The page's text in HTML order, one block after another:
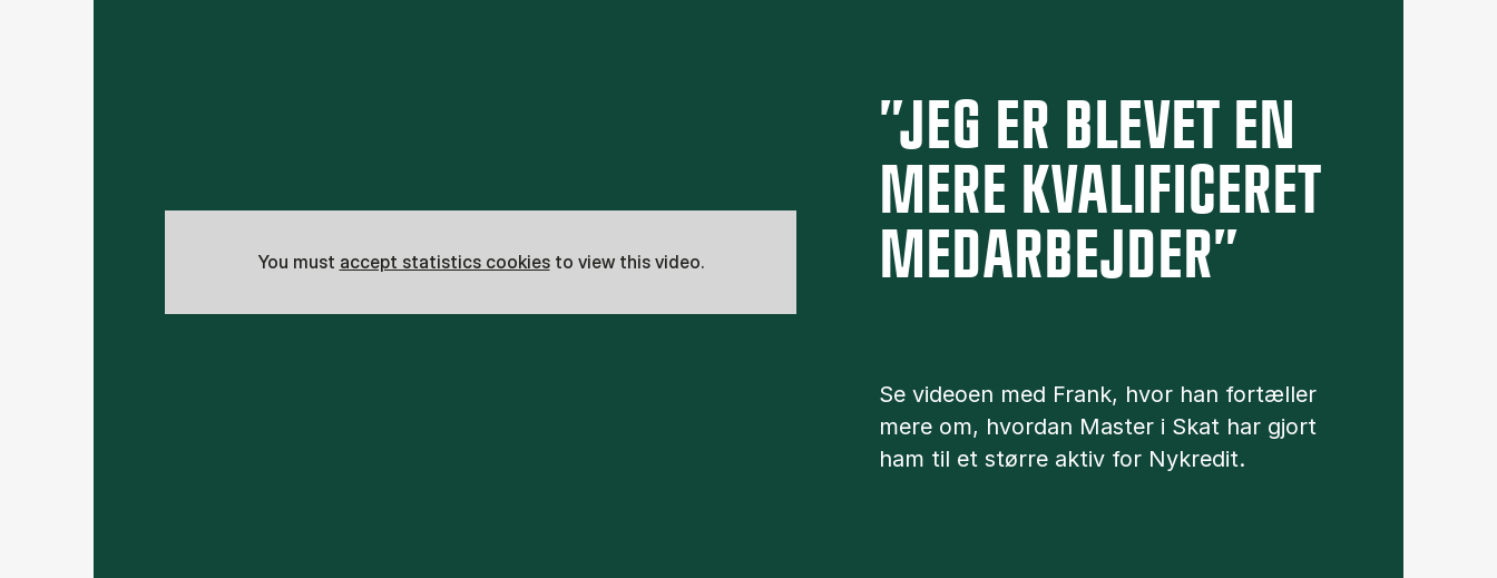
”JEG ER BLEVET EN
MERE KVALIFICERET
MEDARBEJDER”
Se videoen med Frank, hvor han fortæller
mere om, hvordan Master i Skat har gjort
ham til et større aktiv for Nykredit.
You must accept statistics cookiesto view this video.